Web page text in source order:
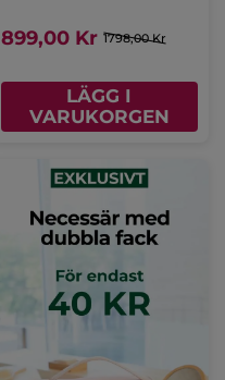
899,00 Kr 1798,00 Kr
LÄGG I
VARUKORGEN